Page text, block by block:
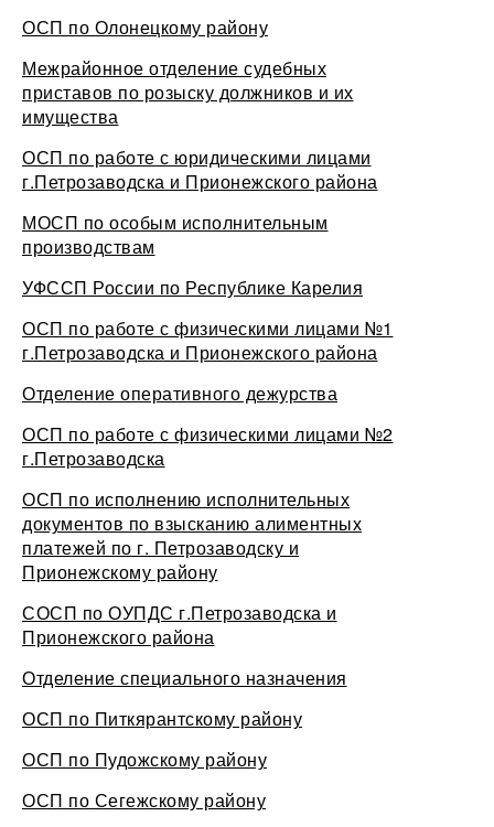
ОСП по Олонецкому району
Межрайонное отделение судебных
приставов по розыску должников и их
имущества
ОСП по работе с юридическими лицами
г.Петрозаводска и Прионежского района
МОСП по особым исполнительным
производствам
УФССП России по Республике Карелия
ОСП по работе с физическими лицами №1
г.Петрозаводска и Прионежского района
Отделение оперативного дежурства
ОСП по работе с физическими лицами №2
г.Петрозаводска
ОСП по исполнению исполнительных
документов по взысканию алиментных
платежей по г. Петрозаводску и
Прионежскому району
СОСП по ОУПДС г.Петрозаводска и
Прионежского района
Отделение специального назначения
ОСП по Питкярантскому району
ОСП по Пудожскому району
ОСП по Сегежскому району